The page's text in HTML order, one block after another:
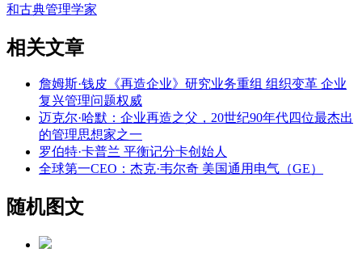
和古典管理学家
相关文章
詹姆斯·钱皮《再造企业》研究业务重组 组织变革 企业
复兴管理问题权威
迈克尔·哈默：企业再造之父，20世纪90年代四位最杰出
的管理思想家之一
罗伯特·卡普兰 平衡记分卡创始人
全球第一CEO：杰克·韦尔奇 美国通用电气（GE）
随机图文